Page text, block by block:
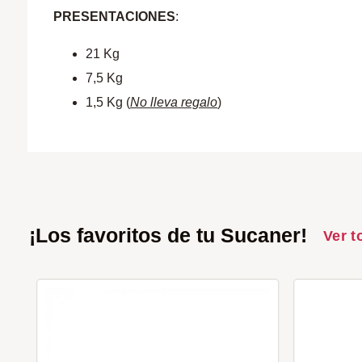
PRESENTACIONES:
21 Kg
7,5 Kg
1,5 Kg (No lleva regalo)
¡Los favoritos de tu Sucaner! Ver